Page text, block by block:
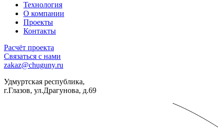
Технология
О компании
Проекты
Контакты
Расчёт проекта
Связаться с нами
zakaz@chuguny.ru
Удмуртская республика,
г.Глазов, ул.Драгунова, д.69